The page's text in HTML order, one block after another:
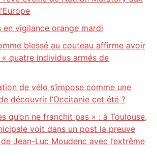
vigilance orange mardi
blessé au couteau affirme avoir
quatre individus armés de
de vélo s’impose comme une
découvrir l’Occitanie cet été ?
qu’on ne franchit pas » : à Toulouse,
voit dans un post la preuve
Jean-Luc Moudenc avec l’extrême